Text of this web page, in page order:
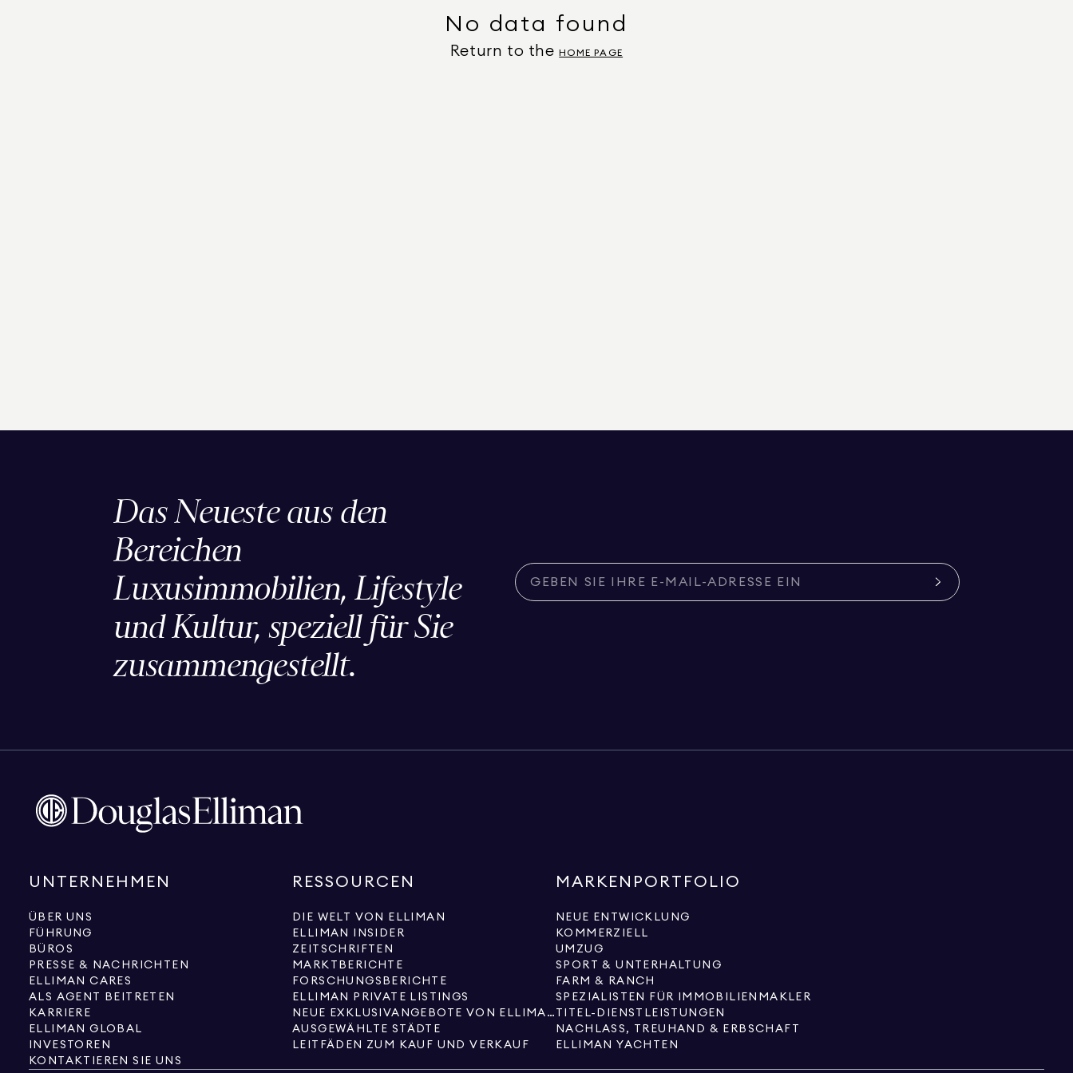
No data found
Return to the HOME PAGE
Das Neueste aus den
Bereichen
Luxusimmobilien, Lifestyle
und Kultur, speziell für Sie
zusammengestellt.
UNTERNEHMEN
ÜBER UNS
FÜHRUNG
BÜROS
PRESSE & NACHRICHTEN
ELLIMAN CARES
ALS AGENT BEITRETEN
KARRIERE
ELLIMAN GLOBAL
INVESTOREN
KONTAKTIEREN SIE UNS
RESSOURCEN
DIE WELT VON ELLIMAN
ELLIMAN INSIDER
ZEITSCHRIFTEN
MARKTBERICHTE
FORSCHUNGSBERICHTE
ELLIMAN PRIVATE LISTINGS
NEUE EXKLUSIVANGEBOTE VON ELLIMAN
AUSGEWÄHLTE STÄDTE
LEITFÄDEN ZUM KAUF UND VERKAUF
MARKENPORTFOLIO
NEUE ENTWICKLUNG
KOMMERZIELL
UMZUG
SPORT & UNTERHALTUNG
FARM & RANCH
SPEZIALISTEN FÜR IMMOBILIENMAKLER
TITEL-DIENSTLEISTUNGEN
NACHLASS, TREUHAND & ERBSCHAFT
ELLIMAN YACHTEN